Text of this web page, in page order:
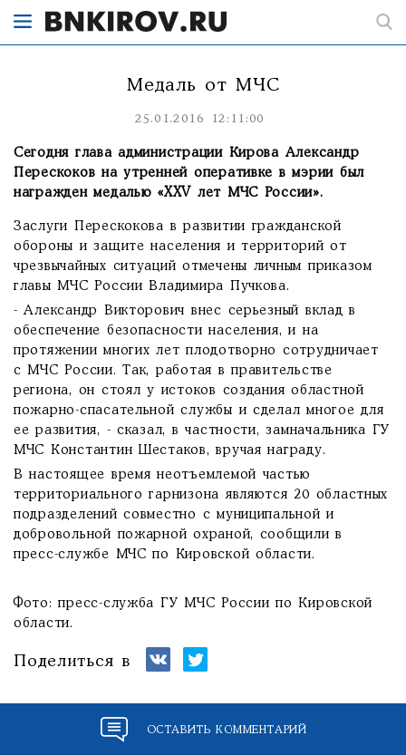
Медаль от МЧС
25.01.2016 12:11:00
Сегодня глава администрации Кирова Александр
Перескоков на утренней оперативке в мэрии был
награжден медалью «XXV лет МЧС России».
Заслуги Перескокова в развитии гражданской
обороны и защите населения и территорий от
чрезвычайных ситуаций отмечены личным приказом
главы МЧС России Владимира Пучкова.
- Александр Викторович внес серьезный вклад в
обеспечение безопасности населения, и на
протяжении многих лет плодотворно сотрудничает
с МЧС России. Так, работая в правительстве
региона, он стоял у истоков создания областной
пожарно-спасательной службы и сделал многое для
ее развития, - сказал, в частности, замначальника ГУ
МЧС Константин Шестаков, вручая награду.
В настоящее время неотъемлемой частью
территориального гарнизона являются 20 областных
подразделений совместно с муниципальной и
добровольной пожарной охраной, сообщили в
пресс-службе МЧС по Кировской области.
Фото: пресс-служба ГУ МЧС России по Кировской
области.
Поделиться в
ОСТАВИТЬ КОММЕНТАРИЙ